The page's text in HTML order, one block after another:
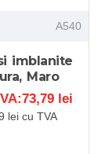
A540
imblanite
Maro
lei
lei cu TVA